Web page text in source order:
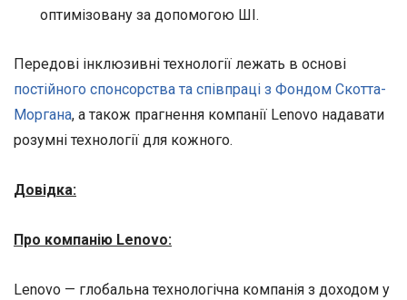
оптимізовану за допомогою ШІ.
Передові інклюзивні технології лежать в основі
постійного спонсорства та співпраці з Фондом Скотта-
Моргана, а також прагнення компанії Lenovo надавати
розумні технології для кожного.
Довідка:
Про компанію Lenovo:
Lenovo — глобальна технологічна компанія з доходом у